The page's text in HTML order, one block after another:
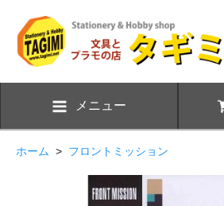
メニュー
ホーム > フロントミッション